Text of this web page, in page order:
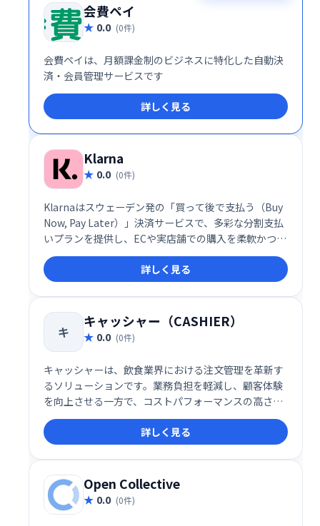
会費ペイ
0.0 (0件)
会費ペイは、月額課金制のビジネスに特化した自動決
済・会員管理サービスです
詳しく見る
Klarna
0.0 (0件)
Klarnaはスウェーデン発の「買って後で支払う（Buy
Now, Pay Later）」決済サービスで、多彩な分割支払
いプランを提供し、ECや実店舗での購入を柔軟かつ簡
便にします。
詳しく見る
キ
キャッシャー（CASHIER）
0.0 (0件)
キャッシャーは、飲食業界における注文管理を革新す
るソリューションです。業務負担を軽減し、顧客体験
を向上させる一方で、コストパフォーマンスの高さも
実現しています。これからの店舗運営を効率化する一
手として、導入を検討する価値があるサービスです。
詳しく見る
Open Collective
0.0 (0件)